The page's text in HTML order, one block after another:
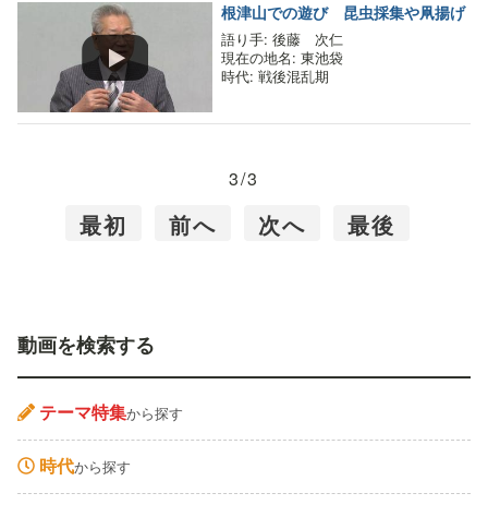
根津山での遊び 昆虫採集や凧揚げ
語り手: 後藤 次仁
現在の地名: 東池袋
時代: 戦後混乱期
3/3
最初 前へ 次へ 最後
動画を検索する
テーマ特集から探す
時代から探す